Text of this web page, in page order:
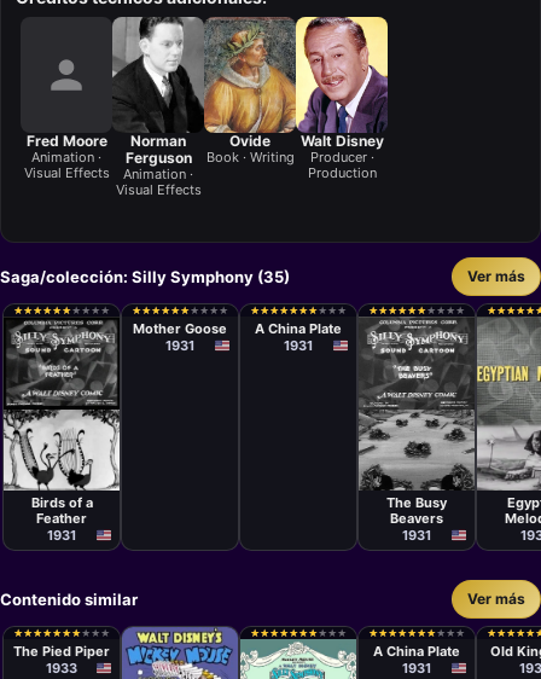
Fred Moore
Animation ·
Visual Effects
Norman
Ferguson
Animation ·
Visual Effects
Ovide
Book · Writing
Walt Disney
Producer ·
Production
Saga/colección: Silly Symphony (35) Ver más
★
★★
★★
★★
★★
★★
★★
★ ★
★ ★
★ ★
★
Cortometraje
Burt Gillett
Birds of a
Feather
1931
★
★★
★★
★★
★★
★★
★★
★ ★
★ ★
★ ★
★
Cortometraje
Burt Gillett
Mother Goose
1931
★
★★
★★
★★
★★
★★
★★
★★
★ ★
★ ★
★
Wilfred
Jackson
A China Plate
1931
★
★★
★★
★★
★★
★★
★★
★ ★
★ ★
★ ★
★
Cortometraje
Burt Gillett
The Busy
Beavers
1931
★
★★
★★
★★
★★
★
Contenido similar Ver más
★
★★
★★
★★
★★
★★
★★
★★
★ ★
★ ★
★
Wilfred
Jackson
The Pied Piper
1933
★
★★
★★
★★
★★
★★
★★
★★
★ ★
★ ★
★ ★
★★
★★
★★
★★
★★
★★
★★
★ ★
★ ★
★
Cortometraje
Wilfred
Jackson
A China Plate
1931
★
★★
★★
★★
★★
★
David
Old